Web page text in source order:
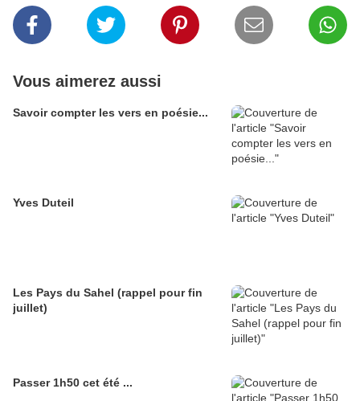
Vous aimerez aussi
Savoir compter les vers en poésie...
Yves Duteil
Les Pays du Sahel (rappel pour fin
juillet)
Passer 1h50 cet été ...